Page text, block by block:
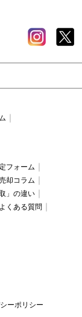
フォーム
却コラム
」の違い
よくある質問
ーポリシー